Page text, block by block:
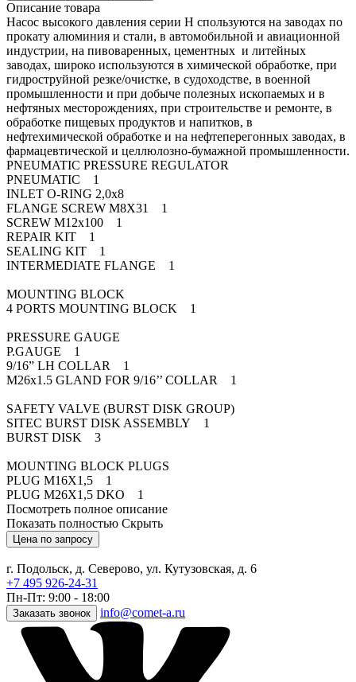
Описание товара
Насос высокого давления серии H спользуются на заводах по
прокату алюминия и стали, в автомобильной и авиационной
индустрии, на пивоваренных, цементных и литейных
заводах, широко используются в химической обработке, при
гидроструйной резке/очистке, в судоходстве, в военной
промышленности и при добыче полезных ископаемых и в
нефтяных месторождениях, при строительстве и ремонте, в
обработке пищевых продуктов и напитков, в
нефтехимической обработке и на нефтеперегонных заводах, в
фармацевтической и целлюлозно-бумажной промышленности.
PNEUMATIC PRESSURE REGULATOR
PNEUMATIC 1
INLET O-RING 2,0x8
FLANGE SCREW M8X31 1
SCREW M12x100 1
REPAIR KIT 1
SEALING KIT 1
INTERMEDIATE FLANGE 1
MOUNTING BLOCK
4 PORTS MOUNTING BLOCK 1
PRESSURE GAUGE
P.GAUGE 1
9/16” LH COLLAR 1
M26x1.5 GLAND FOR 9/16’’ COLLAR 1
SAFETY VALVE (BURST DISK GROUP)
SITEC BURST DISK ASSEMBLY 1
BURST DISK 3
MOUNTING BLOCK PLUGS
PLUG M16X1,5 1
PLUG M26X1,5 DKO 1
Посмотреть полное описание
Показать полностью Скрыть
Цена по запросу
г. Подольск, д. Северово, ул. Кутузовская, д. 6
+7 495 926-24-31
Пн-Пт: 9:00 - 18:00
Заказать звонок info@comet-a.ru